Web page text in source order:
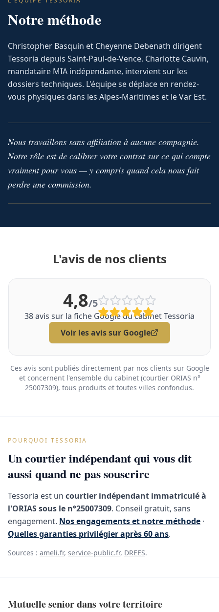
Notre méthode
Christopher Basquin et Cheyenne Debenath dirigent
Tessoria depuis Saint-Paul-de-Vence. Charlotte Cauvin,
mandataire MIA indépendante, intervient sur les
dossiers techniques. L'équipe se déplace en rendez-
vous physiques dans les Alpes-Maritimes et le Var Est.
Nous travaillons sans affiliation à aucune compagnie.
Notre rôle est de calibrer votre contrat sur ce qui compte
vraiment pour vous — y compris quand cela nous fait
perdre une commission.
L'avis de nos clients
4,8/5
38avis sur la fiche Google du cabinet Tessoria
Voir les avis sur Google
Ces avis sont publiés directement par nos clients sur Google
et concernent l'ensemble du cabinet (courtier ORIAS n°
25007309), tous produits et toutes villes confondus.
POURQUOI TESSORIA
Un courtier indépendant qui vous dit
aussi quand ne pas souscrire
Tessoria est un courtier indépendant immatriculé à
l'ORIAS sous le n°25007309. Conseil gratuit, sans
engagement. Nos engagements et notre méthode ·
Quelles garanties privilégier après 60 ans.
Sources : ameli.fr, service-public.fr, DREES.
Mutuelle senior dans votre territoire